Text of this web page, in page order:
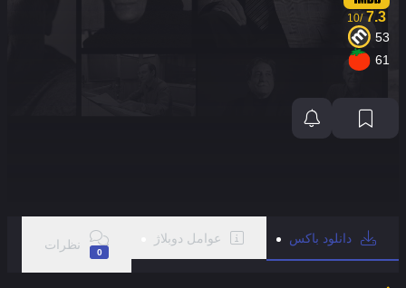
/10
دانلود باکس عوامل دوبلاژ نظرات